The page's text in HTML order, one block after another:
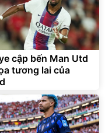
cập bến Man Utd
tương lai của